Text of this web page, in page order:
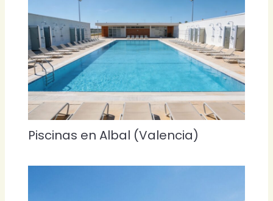
Piscinas en Albal (Valencia)